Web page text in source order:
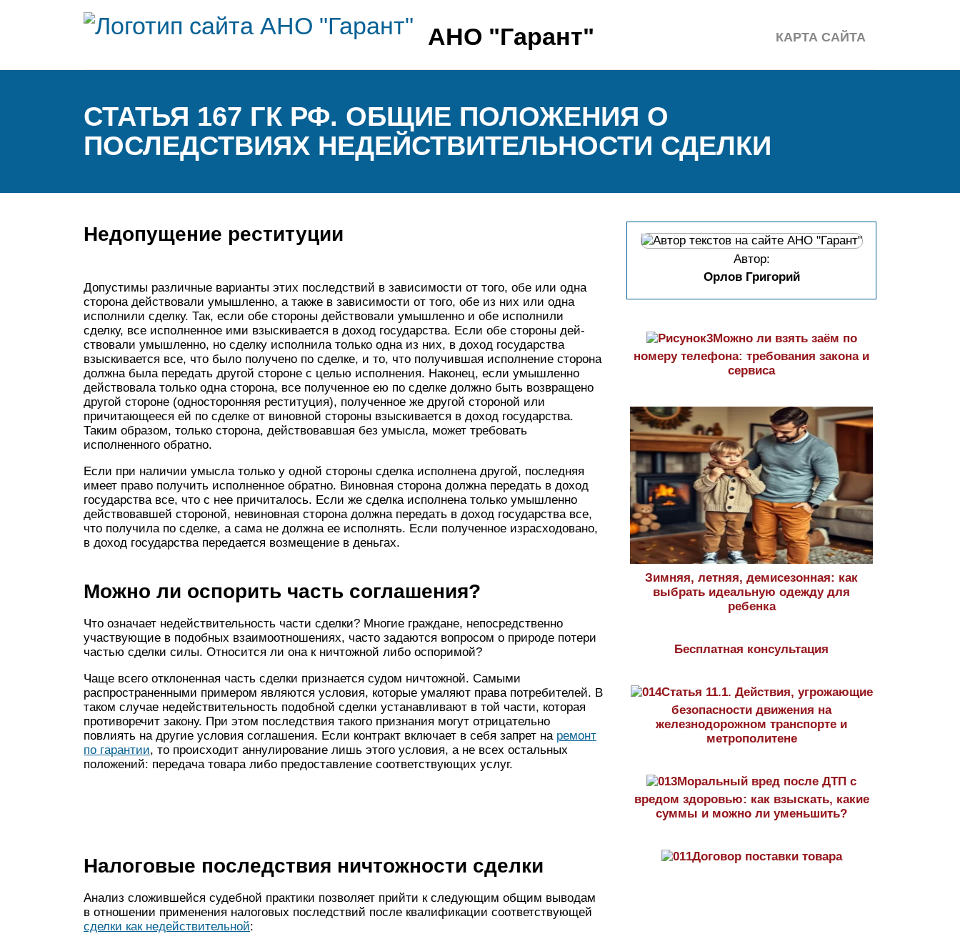
АНО "Гарант" КАРТА САЙТА
СТАТЬЯ 167 ГК РФ. ОБЩИЕ ПОЛОЖЕНИЯ О
ПОСЛЕДСТВИЯХ НЕДЕЙСТВИТЕЛЬНОСТИ СДЕЛКИ
Недопущение реституции
Допустимы различные варианты этих последствий в зависимости от того, обе или одна
сторона действовали умышленно, а также в зави­симости от того, обе из них или одна
исполнили сделку. Так, если обе стороны действовали умышленно и обе исполнили
сделку, все испол­ненное ими взыскивается в доход государства. Если обе стороны дей­
ствовали умышленно, но сделку исполнила только одна из них, в доход государства
взыскивается все, что было получено по сделке, и то, что получившая исполнение сторона
должна была передать другой сторо­не с целью исполнения. Наконец, если умышленно
действовала толь­ко одна сторона, все полученное ею по сделке должно быть возвраще­но
другой стороне (односторонняя реституция), полученное же другой стороной или
причитающееся ей по сделке от виновной стороны взы­скивается в доход государства.
Таким образом, только сторона, дейст­вовавшая без умысла, может требовать
исполненного обратно.
Если при наличии умысла только у одной стороны сделка испол­нена другой, последняя
имеет право получить исполненное обратно. Виновная сторона должна передать в доход
государства все, что с нее причиталось. Если же сделка исполнена только умышленно
действовавшей стороной, невиновная сторона должна передать в доход госу­дарства все,
что получила по сделке, а сама не должна ее исполнять. Если полученное израсходовано,
в доход государства передается воз­мещение в деньгах.
Можно ли оспорить часть соглашения?
Что означает недействительность части сделки? Многие граждане, непосредственно
участвующие в подобных взаимоотношениях, часто задаются вопросом о природе потери
частью сделки силы. Относится ли она к ничтожной либо оспоримой?
Чаще всего отклоненная часть сделки признается судом ничтожной. Самыми
распространенными примером являются условия, которые умаляют права потребителей. В
таком случае недействительность подобной сделки устанавливают в той части, которая
противоречит закону. При этом последствия такого признания могут отрицательно
повлиять на другие условия соглашения. Если контракт включает в себя запрет на ремонт
по гарантии, то происходит аннулирование лишь этого условия, а не всех остальных
положений: передача товара либо предоставление соответствующих услуг.
Налоговые последствия ничтожности сделки
Анализ сложившейся судебной практики позволяет прийти к следующим общим выводам
в отношении применения налоговых последствий после квалификации соответствующей
сделки как недействительной:
Автор:
Орлов Григорий
Можно ли взять заём по
номеру телефона: требования закона и
сервиса
Зимняя, летняя, демисезонная: как
выбрать идеальную одежду для
ребенка
Бесплатная консультация
Статья 11.1. Действия, угрожающие
безопасности движения на
железнодорожном транспорте и
метрополитене
Моральный вред после ДТП с
вредом здоровью: как взыскать, какие
суммы и можно ли уменьшить?
Договор поставки товара